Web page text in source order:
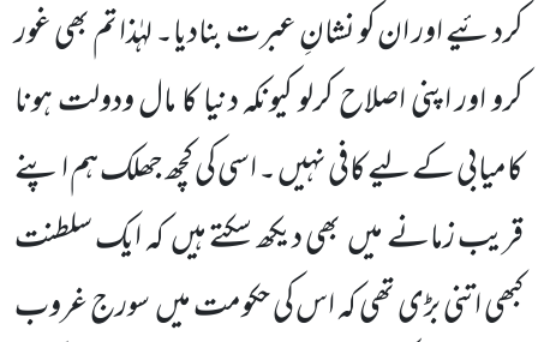
کردئیے اور ان کو نشانِ عبرت بنادیا۔ لہٰذا تم بھی غور
کرو اور اپنی اصلاح کرلو کیونکہ دنیا کا مال ودولت ہونا
کامیابی کے لیے کافی نہیں ۔ اسی کی کچھ جھلک ہم اپنے
قریب زمانے میںبھی دیکھ سکتے ہیںکہ ایک سلطنت
کبھی اتنی بڑی تھی کہ اس کی حکومت میںسورج غروب